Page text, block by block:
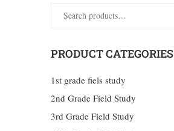
PRODUCT CATEGORIES
1st grade fiels study
2nd Grade Field Study
3rd Grade Field Study